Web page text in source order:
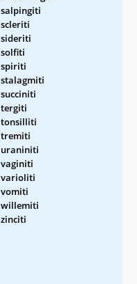
salpingiti
scleriti
sideriti
solfiti
spiriti
stalagmiti
succiniti
tergiti
tonsilliti
tremiti
uraniniti
vaginiti
varioliti
vomiti
willemiti
zinciti